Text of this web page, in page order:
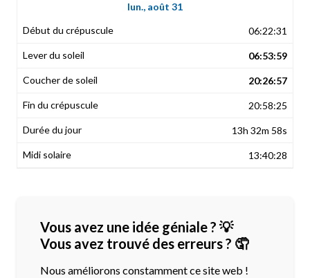
lun., août 31
06:22:31
06:53:59
20:26:57
20:58:25
13h 32m 58s
13:40:28
Vous avez une idée géniale ? 💡
Vous avez trouvé des erreurs ? 🤦
Nous améliorons constamment ce site web !